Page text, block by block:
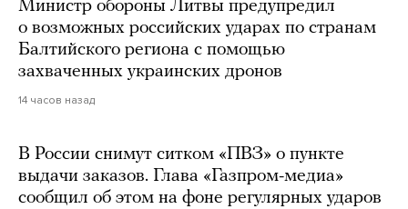
Министр обороны Литвы предупредил
о возможных российских ударах по странам
Балтийского региона с помощью
захваченных украинских дронов
14 часов назад
В России снимут ситком «ПВЗ» о пункте
выдачи заказов. Глава «Газпром-медиа»
сообщил об этом на фоне регулярных ударов